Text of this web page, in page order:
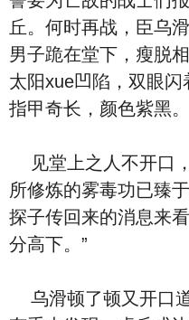
丘。何时再战，臣乌
男子跪在堂下，瘦脱
太阳xue凹陷，双眼闪
指甲奇长，颜色紫黑。
见堂上之人不开口
所修炼的雾毒功已臻
探子传回来的消息来
分高下。”
乌滑顿了顿又开口